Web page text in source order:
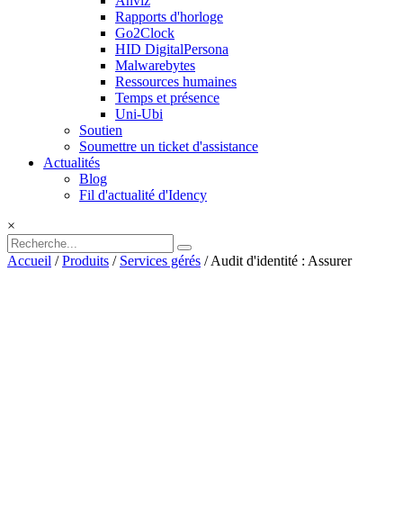
Rapports d'horloge
Go2Clock
HID DigitalPersona
Malwarebytes
Ressources humaines
Temps et présence
Uni-Ubi
Soutien
Soumettre un ticket d'assistance
Actualités
Blog
Fil d'actualité d'Idency
×
Accueil /Produits / Services gérés / Audit d'identité : Assurer